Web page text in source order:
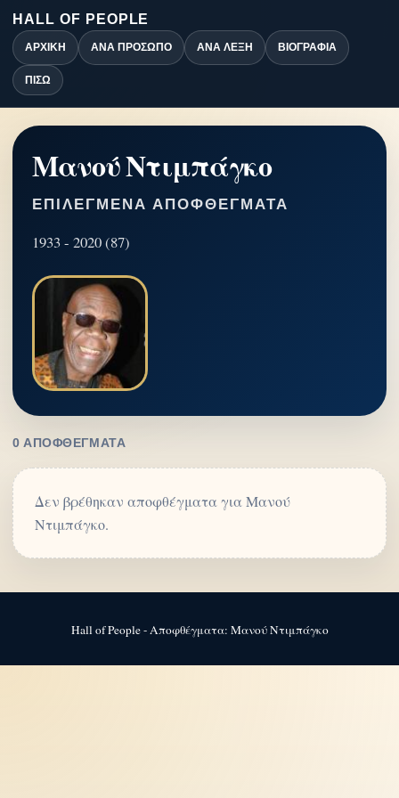
HALL OF PEOPLE
ΑΡΧΙΚΉ ΑΝΆ ΠΡΌΣΩΠΟ ΑΝΆ ΛΈΞΗ ΒΙΟΓΡΑΦΊΑ
ΠΊΣΩ
Μανού Ντιμπάγκο
ΕΠΙΛΕΓΜΈΝΑ ΑΠΟΦΘΈΓΜΑΤΑ
1933 - 2020 (87)
0 ΑΠΟΦΘΈΓΜΑΤΑ
Δεν βρέθηκαν αποφθέγματα για Μανού
Ντιμπάγκο.
Hall of People - Αποφθέγματα: Μανού Ντιμπάγκο